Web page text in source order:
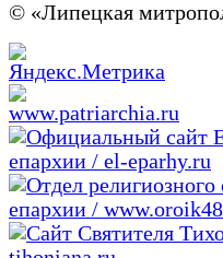
© «Липецкая